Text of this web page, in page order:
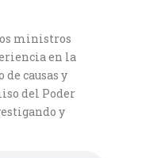
ministros
en la
causas y
del Poder
y